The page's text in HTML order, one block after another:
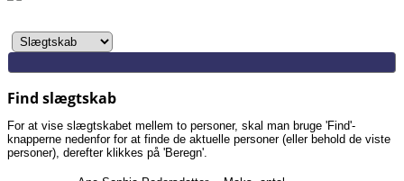
Find slægtskab
For at vise slægtskabet mellem to personer, skal man bruge 'Find'-
knapperne nedenfor for at finde de aktuelle personer (eller behold de viste
personer), derefter klikkes på 'Beregn'.